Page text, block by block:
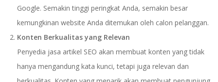
Google. Semakin tinggi peringkat Anda, semakin besar
kemungkinan website Anda ditemukan oleh calon pelanggan.
Konten Berkualitas yang Relevan
Penyedia jasa artikel SEO akan membuat konten yang tidak
hanya mengandung kata kunci, tetapi juga relevan dan